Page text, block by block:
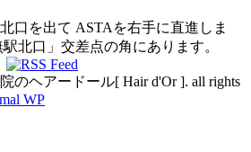
口を出て ASTAを右手に直進しま
北口」交差点の角にあります。
のヘアードール[ Hair d'Or ]. all rights
WP